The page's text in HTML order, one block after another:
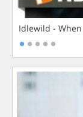
Idlewild - When